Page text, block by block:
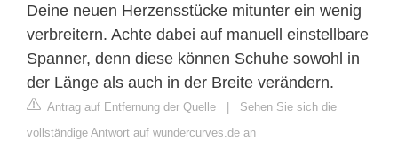
Deine neuen Herzensstücke mitunter ein wenig
verbreitern. Achte dabei auf manuell einstellbare
Spanner, denn diese können Schuhe sowohl in
der Länge als auch in der Breite verändern.
Antrag auf Entfernung der Quelle | Sehen Sie sich die
vollständige Antwort auf wundercurves.de an